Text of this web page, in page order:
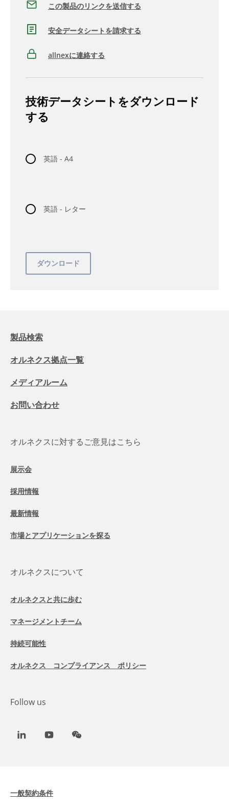
この製品のリンクを送信する
安全データシートを請求する
allnexに連絡する
技術データシートをダウンロード
する
英語 - A4
英語 - レター
製品検索
オルネクス拠点一覧
メディアルーム
お問い合わせ
オルネクスに対するご意見はこちら
展示会
採用情報
最新情報
市場とアプリケーションを探る
オルネクスについて
オルネクスと共に歩む
マネージメントチーム
持続可能性
オルネクス コンプライアンス ポリシー
Follow us
LinkedInYoutubeWeChat
一般契約条件